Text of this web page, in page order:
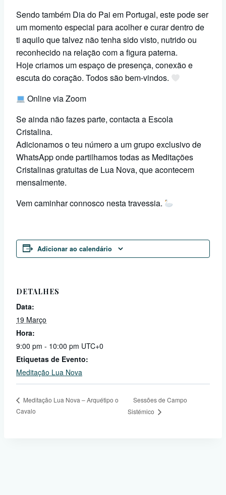
Sendo também Dia do Pai em Portugal, este pode ser
um momento especial para acolher e curar dentro de
ti aquilo que talvez não tenha sido visto, nutrido ou
reconhecido na relação com a figura paterna.
Hoje criamos um espaço de presença, conexão e
escuta do coração. Todos são bem-vindos.
Online via Zoom
Se ainda não fazes parte, contacta a Escola
Cristalina.
Adicionamos o teu número a um grupo exclusivo de
WhatsApp onde partilhamos todas as Meditações
Cristalinas gratuitas de Lua Nova, que acontecem
mensalmente.
Vem caminhar connosco nesta travessia.
Adicionar ao calendário
DETALHES
Data:
19 Março
Hora:
9:00 pm - 10:00 pm UTC+0
Etiquetas de Evento:
Meditação Lua Nova
Meditação Lua Nova – Arquétipo o
Cavalo
Sessões de Campo
Sistémico